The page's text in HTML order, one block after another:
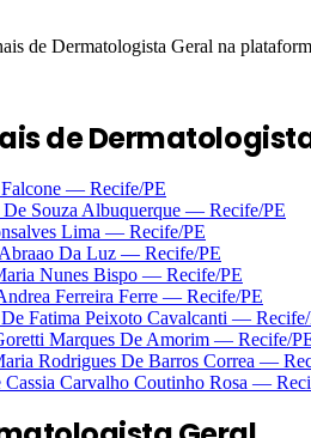
de Dermatologista Geral na
de
— Recife/PE
Souza Albuquerque — Recife/PE
Lima — Recife/PE
Da Luz — Recife/PE
Nunes Bispo — Recife/PE
Ferreira Ferre — Recife/PE
Fatima Peixoto Cavalcanti — Recife
Marques De Amorim — Recife/
Rodrigues De Barros Correa —
Carvalho Coutinho Rosa —